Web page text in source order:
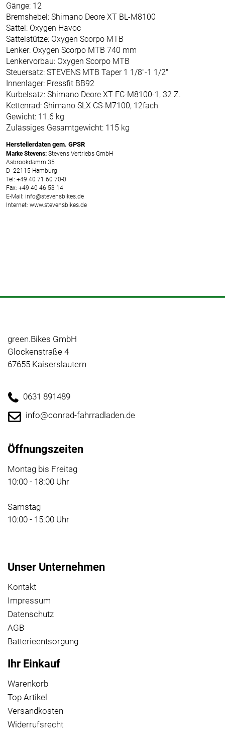
Gänge: 12
Bremshebel: Shimano Deore XT BL-M8100
Sattel: Oxygen Havoc
Sattelstütze: Oxygen Scorpo MTB
Lenker: Oxygen Scorpo MTB 740 mm
Lenkervorbau: Oxygen Scorpo MTB
Steuersatz: STEVENS MTB Taper 1 1/8"-1 1/2"
Innenlager: Pressfit BB92
Kurbelsatz: Shimano Deore XT FC-M8100-1, 32 Z.
Kettenrad: Shimano SLX CS-M7100, 12fach
Gewicht: 11.6 kg
Zulässiges Gesamtgewicht: 115 kg
Herstellerdaten gem. GPSR
Marke Stevens: Stevens Vertriebs GmbH
Asbrookdamm 35
D -22115 Hamburg
Tel: +49 40 71 60 70-0
Fax: +49 40 46 53 14
E-Mail: info@stevensbikes.de
Internet: www.stevensbikes.de
green.Bikes GmbH
Glockenstraße 4
67655 Kaiserslautern
0631 891489
info@conrad-fahrradladen.de
Öffnungszeiten
Montag bis Freitag
10:00 - 18:00 Uhr
Samstag
10:00 - 15:00 Uhr
Unser Unternehmen
Kontakt
Impressum
Datenschutz
AGB
Batterieentsorgung
Ihr Einkauf
Warenkorb
Top Artikel
Versandkosten
Widerrufsrecht